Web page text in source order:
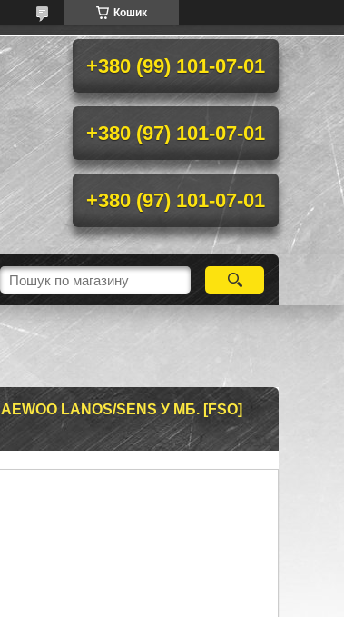
Кошик
+380 (99) 101-07-01
+380 (97) 101-07-01
+380 (97) 101-07-01
LANOS/SENS У МБ. [FSO]